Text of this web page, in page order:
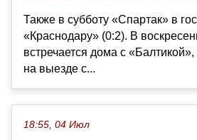
Также в субботу «Спартак» в
«Краснодару» (0:2). В
встречается дома с
на выезде с...
18:55, 04 Июл